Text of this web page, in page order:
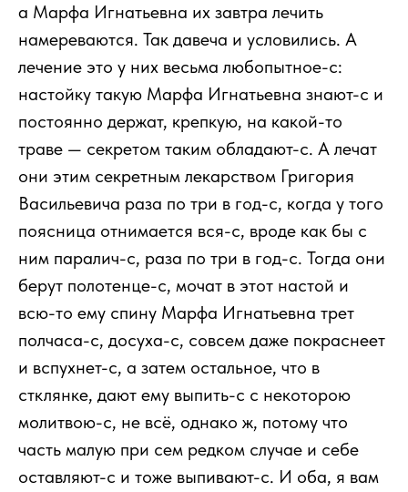
а Марфа Игнатьевна их завтра лечить
намереваются. Так давеча и условились. А
лечение это у них весьма любопытное-с:
настойку такую Марфа Игнатьевна знают-с и
постоянно держат, крепкую, на какой-то
траве — секретом таким обладают-с. А лечат
они этим секретным лекарством Григория
Васильевича раза по три в год-с, когда у того
поясница отнимается вся-с, вроде как бы с
ним паралич-с, раза по три в год-с. Тогда они
берут полотенце-с, мочат в этот настой и
всю-то ему спину Марфа Игнатьевна трет
полчаса-с, досуха-с, совсем даже покраснеет
и вспухнет-с, а затем остальное, что в
стклянке, дают ему выпить-с с некоторою
молитвою-с, не всё, однако ж, потому что
часть малую при сем редком случае и себе
оставляют-с и тоже выпивают-с. И оба, я вам